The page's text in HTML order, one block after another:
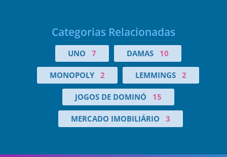
Categorias Relacionadas
UNO 7 DAMAS 10
MONOPOLY 2 LEMMINGS 2
JOGOS DE DOMINÓ 15
MERCADO IMOBILIÁRIO 3